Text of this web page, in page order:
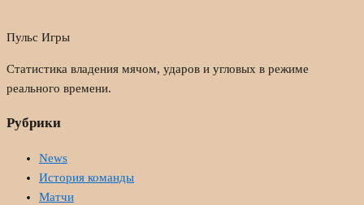
Пульс Игры
Статистика владения мячом, ударов и угловых в режиме
реального времени.
Рубрики
News
История команды
Матчи